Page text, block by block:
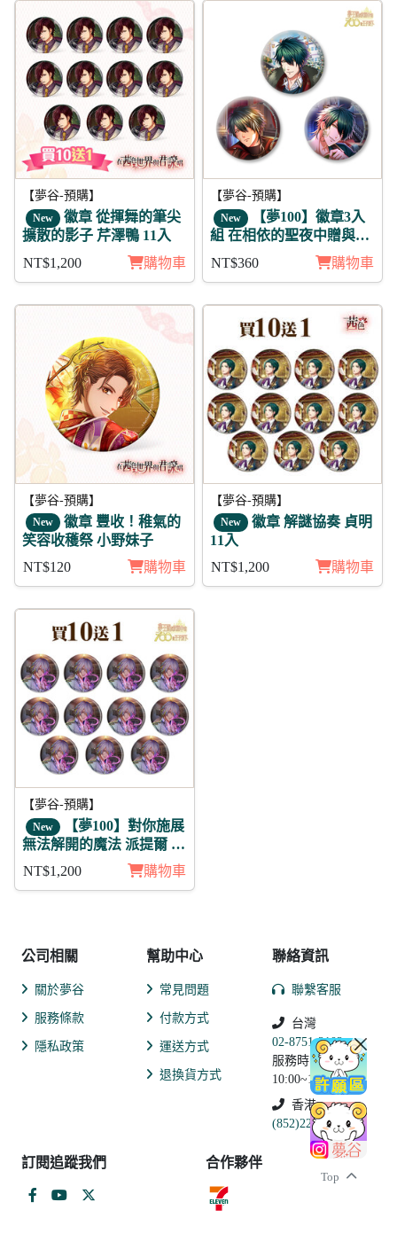
Top
【夢谷-預購】
New 徽章 從揮舞的筆尖
擴散的影子 芹澤鴨 11入
NT$1,200
購物車
【夢谷-預購】
New 【夢100】徽章3入
組 在相依的聖夜中贈與的
NT$360 購物車
【夢谷-預購】
New 徽章 豐收！稚氣的
笑容收穫祭 小野妹子
NT$120
購物車
【夢谷-預購】
New 徽章 解謎協奏 貞明
11入
NT$1,200
購物車
【夢谷-預購】
New 【夢100】對你施展
無法解開的魔法 派提爾 月
NT$1,200 購物車
公司相關
關於夢谷
服務條款
隱私政策
幫助中心
常見問題
付款方式
運送方式
退換貨方式
聯絡資訊
聯繫客服
台灣
02-8751-2102
服務時間:
10:00~19:00
香港
(852)2250-9311
訂閱追蹤我們 合作夥伴